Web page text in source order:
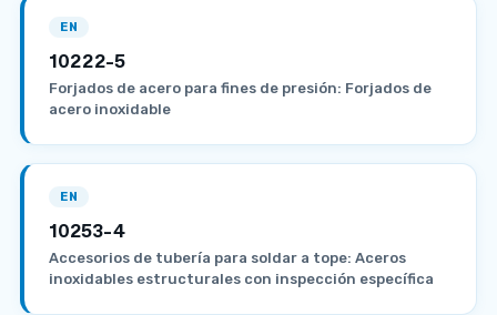
EN
10222-5
Forjados de acero para fines de presión: Forjados de
acero inoxidable
EN
10253-4
Accesorios de tubería para soldar a tope: Aceros
inoxidables estructurales con inspección específica